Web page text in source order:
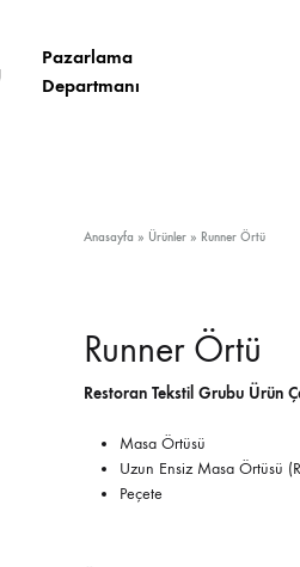
Armürlü
Bamboo
Baskılı Bornozlar
Pazarlama
Departmanı
Anasayfa » Ürünler» Runner Örtü
Runner Örtü
Restoran Tekstil Grubu Ürün
Masa Örtüsü
Uzun Ensiz Masa Örtüsü
Peçete